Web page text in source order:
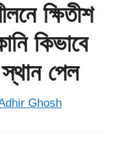
ক্ষিতীশ
কিভাবে
স্থান পেল
Ghosh